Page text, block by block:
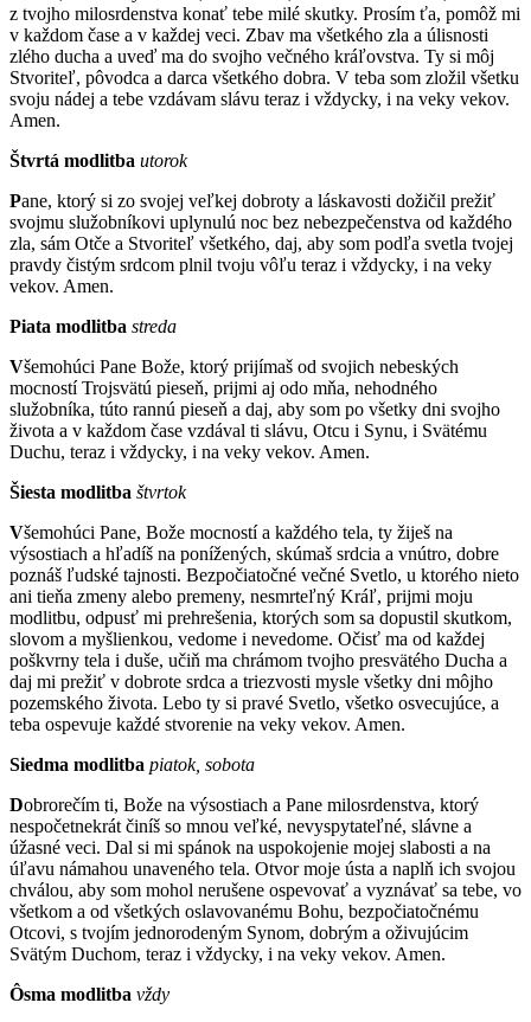
z tvojho milosrdenstva konať tebe milé skutky. Prosím ťa, pomôž mi
v každom čase a v každej veci. Zbav ma všetkého zla a úlisnosti
zlého ducha a uveď ma do svojho večného kráľovstva. Ty si môj
Stvoriteľ, pôvodca a darca všetkého dobra. V teba som zložil všetku
svoju nádej a tebe vzdávam slávu teraz i vždycky, i na veky vekov.
Amen.
Štvrtá modlitba utorok
Pane, ktorý si zo svojej veľkej dobroty a láskavosti dožičil prežiť
svojmu služobníkovi uplynulú noc bez nebezpečenstva od každého
zla, sám Otče a Stvoriteľ všetkého, daj, aby som podľa svetla tvojej
pravdy čistým srdcom plnil tvoju vôľu teraz i vždycky, i na veky
vekov. Amen.
Piata modlitba streda
Všemohúci Pane Bože, ktorý prijímaš od svojich nebeských
mocností Trojsvätú pieseň, prijmi aj odo mňa, nehodného
služobníka, túto rannú pieseň a daj, aby som po všetky dni svojho
života a v každom čase vzdával ti slávu, Otcu i Synu, i Svätému
Duchu, teraz i vždycky, i na veky vekov. Amen.
Šiesta modlitba štvrtok
Všemohúci Pane, Bože mocností a každého tela, ty žiješ na
výsostiach a hľadíš na ponížených, skúmaš srdcia a vnútro, dobre
poznáš ľudské tajnosti. Bezpočiatočné večné Svetlo, u ktorého nieto
ani tieňa zmeny alebo premeny, nesmrteľný Kráľ, prijmi moju
modlitbu, odpusť mi prehrešenia, ktorých som sa dopustil skutkom,
slovom a myšlienkou, vedome i nevedome. Očisť ma od každej
poškvrny tela i duše, učiň ma chrámom tvojho presvätého Ducha a
daj mi prežiť v dobrote srdca a triezvosti mysle všetky dni môjho
pozemského života. Lebo ty si pravé Svetlo, všetko osvecujúce, a
teba ospevuje každé stvorenie na veky vekov. Amen.
Siedma modlitba piatok, sobota
Dobrorečím ti, Bože na výsostiach a Pane milosrdenstva, ktorý
nespočetnekrát činíš so mnou veľké, nevyspytateľné, slávne a
úžasné veci. Dal si mi spánok na uspokojenie mojej slabosti a na
úľavu námahou unaveného tela. Otvor moje ústa a naplň ich svojou
chválou, aby som mohol nerušene ospevovať a vyznávať sa tebe, vo
všetkom a od všetkých oslavovanému Bohu, bezpočiatočnému
Otcovi, s tvojím jednorodeným Synom, dobrým a oživujúcim
Svätým Duchom, teraz i vždycky, i na veky vekov. Amen.
Ôsma modlitba vždy